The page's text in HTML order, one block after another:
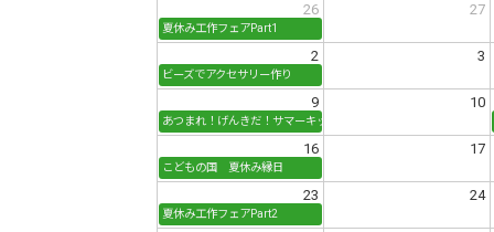
26
27
夏休み工作フェアPart1
2 3
ビーズでアクセサリー作り
9 10
あつまれ！げんきだ！サマーキッズコンサート
16 17
こどもの国 夏休み縁日
23 24
夏休み工作フェアPart2